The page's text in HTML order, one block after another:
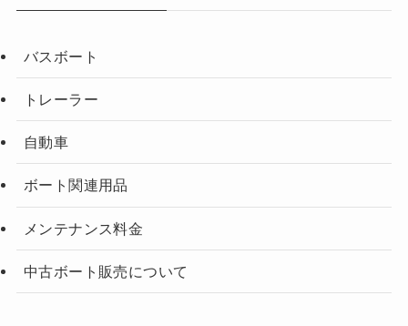
バスボート
トレーラー
自動車
ボート関連用品
メンテナンス料金
中古ボート販売について